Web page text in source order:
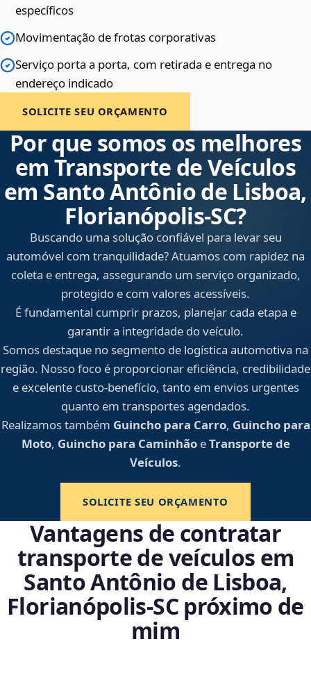
específicos
Movimentação de frotas corporativas
Serviço porta a porta, com retirada e entrega no
endereço indicado
SOLICITE SEU ORÇAMENTO
Por que somos os melhores
em Transporte de Veículos
em Santo Antônio de Lisboa,
Florianópolis‑SC?
Buscando uma solução confiável para levar seu
automóvel com tranquilidade? Atuamos com rapidez na
coleta e entrega, assegurando um serviço organizado,
protegido e com valores acessíveis.
É fundamental cumprir prazos, planejar cada etapa e
garantir a integridade do veículo.
Somos destaque no segmento de logística automotiva na
região. Nosso foco é proporcionar eficiência, credibilidade
e excelente custo-benefício, tanto em envios urgentes
quanto em transportes agendados.
Realizamos também Guincho para Carro, Guincho para
Moto, Guincho para CaminhãoeTransporte de
Veículos.
SOLICITE SEU ORÇAMENTO
Vantagens de contratar
transporte de veículos em
Santo Antônio de Lisboa,
Florianópolis‑SC próximo de
mim